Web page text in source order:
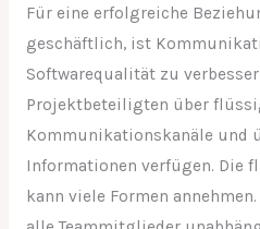
Für eine erfolgreiche
geschäftlich, ist
Softwarequalität zu
Projektbeteiligten über
Kommunikationskanäle und
Informationen verfügen. Die
kann viele Formen